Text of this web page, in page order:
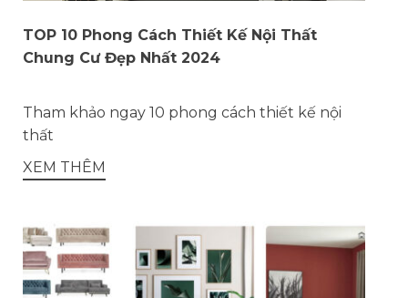
TOP 10 Phong Cách Thiết Kế Nội Thất
Chung Cư Đẹp Nhất 2024
Tham khảo ngay 10 phong cách thiết kế nội
thất
XEM THÊM